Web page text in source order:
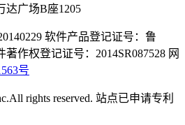
达广场B座1205
软件产品登记证号：鲁
作权登记证号：2014SR087528 网
号
rights reserved. 站点已申请专利